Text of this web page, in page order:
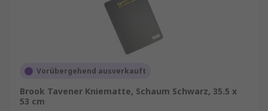
Vorübergehend ausverkauft
Brook Tavener Kniematte, Schaum Schwarz, 35.5 x
53 cm